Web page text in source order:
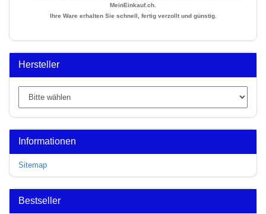
MeinEinkauf.ch.
Ihre Ware erhalten Sie schnell, fertig verzollt und günstig.
Hersteller
Informationen
Sitemap
Bestseller